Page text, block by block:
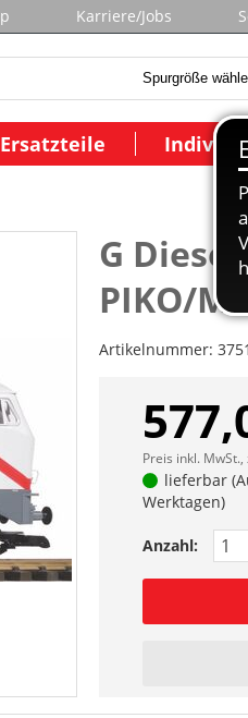
Karriere/Jobs
Ersatzteile
G
PIKO/
Artikelnummer:
Preis inkl. MwSt.,
lieferbar
Werktagen)
Anzahl: